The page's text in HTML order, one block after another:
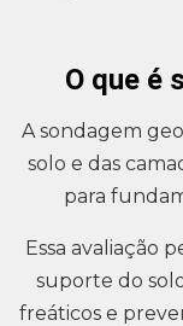
O que é
A sondagem
solo e das
para
Essa avaliação
suporte do
freáticos e